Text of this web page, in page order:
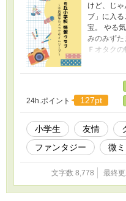
けど、じ
ブ」に入
宝。 やる
みのみずた
Ｆオタク
題で学校
ントして
て写真を撮
思議なカ
24h.ポイント 127pt
小学生 友情
ファンタジー
微
文字数 8,778 最終